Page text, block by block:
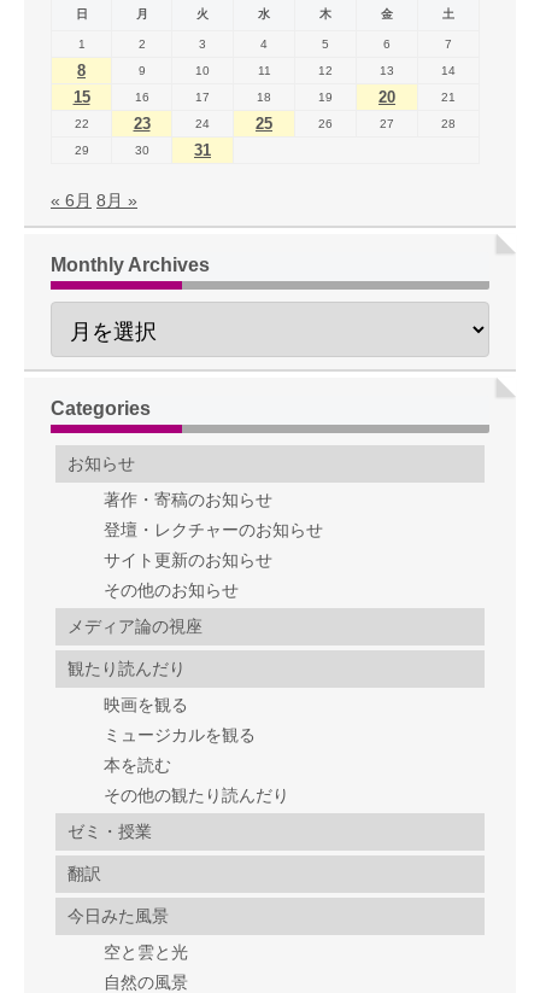
日 月 火 水 木 金 土
1 2 3 4 5 6 7
8 9 10 11 12 13 14
15 16 17 18 19 20
21
22
23 24 25 26 27
28
29
30 31
« 6月 8月 »
Monthly Archives
Categories
お知らせ
著作・寄稿のお知らせ
登壇・レクチャーのお知らせ
サイト更新のお知らせ
その他のお知らせ
メディア論の視座
観たり読んだり
映画を観る
ミュージカルを観る
本を読む
その他の観たり読んだり
ゼミ・授業
翻訳
今日みた風景
空と雲と光
自然の風景